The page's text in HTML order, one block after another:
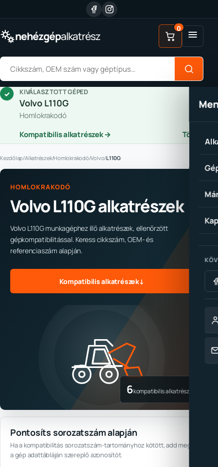
nehézgépalkatrész
Alkatrész keresése
0Menü
✓ KIVÁLASZTOTT GÉPED
Volvo L110G
Homlokrakodó
Kompatibilis alkatrészek →
Törlés
Kezdőlap/Alkatrészek/Homlokrakodó/Volvo/L110G
HOMLOKRAKODÓ
Volvo L110G alkatrészek
Volvo L110G munkagéphez illő alkatrészek, ellenőrzött
gépkompatibilitással. Keress cikkszám, OEM- és
referenciaszám alapján.
Kompatibilis alkatrészek↓
6kompatibilis alkatrész
Pontosíts sorozatszám alapján
Ha a kompatibilitás sorozatszám-tartományhoz kötött, add meg
a gép adattábláján szereplő azonosítót.